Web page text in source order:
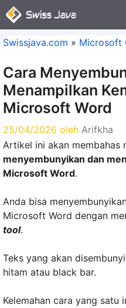
Langsung
ke
Swissjava.com » Microsoft
Cara
Menampilkan
Microsoft Word
25/04/2026 oleh Arifkha
Artikel ini akan membahas
menyembunyikan dan
Microsoft Word.
Anda bisa
Microsoft Word dengan
tool.
Teks yang akan
hitam atau black bar.
Kelemahan cara yang satu